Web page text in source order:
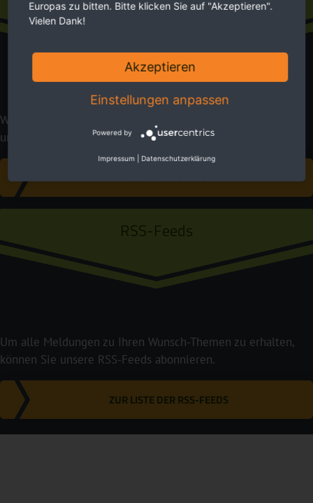
Presseabo
Wählen Sie aus, zu welchem Ihrer Interessensgebiete Sie
unsere Pressemitteilungen erhalten wollen.
ZUM PRESSEABO
RSS-Feeds
Um alle Meldungen zu Ihren Wunsch-Themen zu erhalten,
können Sie unsere RSS-Feeds abonnieren.
ZUR LISTE DER RSS-FEEDS
Europas zu bitten. Bitte klicken Sie auf "Akzeptieren".
Vielen Dank!
Akzeptieren
Einstellungen anpassen
Powered by
Impressum Datenschutzerklärung